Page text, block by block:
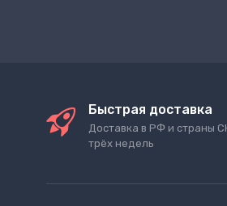
Быстрая доставка
Доставка в РФ и страны
трёх недель